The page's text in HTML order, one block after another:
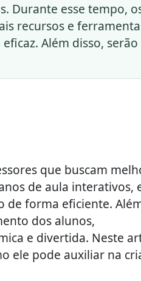
Durante esse tempo,
recursos e
Além disso, serão
que buscam
de aula interativos,
de forma eficiente.
dos alunos,
e divertida. Neste
ele pode auxiliar na